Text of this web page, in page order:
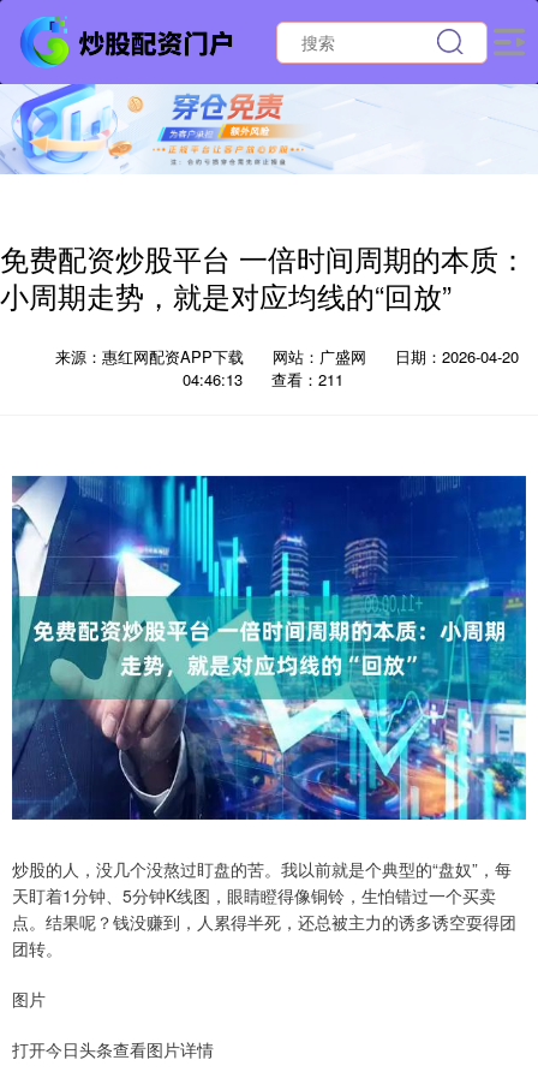
免费配资炒股平台 一倍时间周期的本质：
小周期走势，就是对应均线的“回放”
来源：惠红网配资APP下载 网站：广盛网
日期：2026-04-20
04:46:13
查看：211
炒股的人，没几个没熬过盯盘的苦。我以前就是个典型的“盘奴”，每
天盯着1分钟、5分钟K线图，眼睛瞪得像铜铃，生怕错过一个买卖
点。结果呢？钱没赚到，人累得半死，还总被主力的诱多诱空耍得团
团转。
图片
打开今日头条查看图片详情